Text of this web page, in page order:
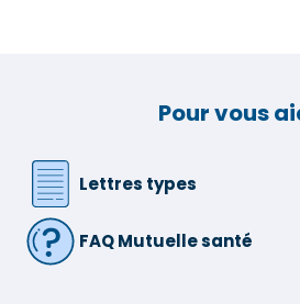
Pour vous
Lettres types
FAQ Mutuelle santé